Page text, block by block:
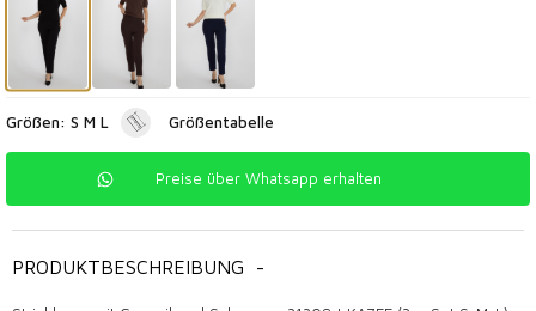
Größen: S M L Größentabelle
Preise über Whatsapp erhalten
PRODUKTBESCHREIBUNG -